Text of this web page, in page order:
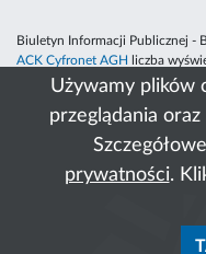
Używamy plików
przeglądania
prywatności.
Biuletyn Informacji Publicznej -
ACK Cyfronet AGH
liczba